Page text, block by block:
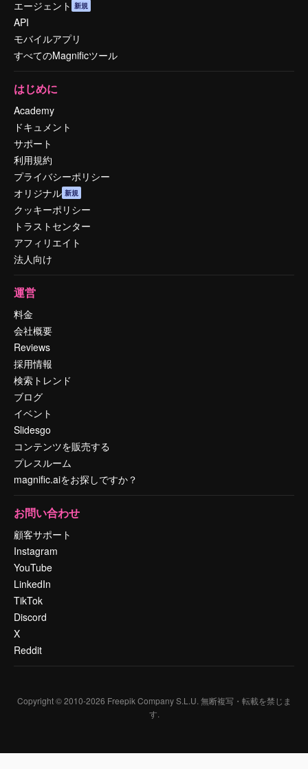
エージェント 新規
API
モバイルアプリ
すべてのMagnificツール
はじめに
Academy
ドキュメント
サポート
利用規約
プライバシーポリシー
オリジナル 新規
クッキーポリシー
トラストセンター
アフィリエイト
法人向け
運営
料金
会社概要
Reviews
採用情報
検索トレンド
ブログ
イベント
Slidesgo
コンテンツを販売する
プレスルーム
magnific.aiをお探しですか？
お問い合わせ
顧客サポート
Instagram
YouTube
LinkedIn
TikTok
Discord
X
Reddit
Copyright © 2010-2026 Freepik Company S.L.U. 無断複写・転載を禁じま
す.